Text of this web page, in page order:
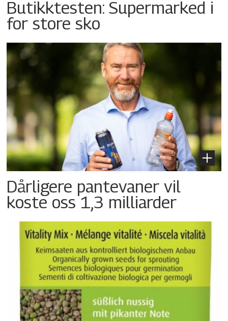
Butikktesten: Supermarked i
for store sko
Dårligere pantevaner vil
koste oss 1,3 milliarder